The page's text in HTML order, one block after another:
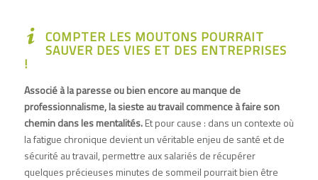
COMPTER LES MOUTONS POURRAIT
SAUVER DES VIES ET DES ENTREPRISES
!
Associé à la paresse ou bien encore au manque de
professionnalisme, la sieste au travail commence à faire son
chemin dans les mentalités.Et pour cause : dans un contexte où
la fatigue chronique devient un véritable enjeu de santé et de
sécurité au travail, permettre aux salariés de récupérer
quelques précieuses minutes de sommeil pourrait bien être